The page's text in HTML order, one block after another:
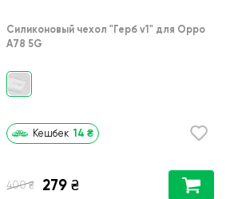
Силиконовый чехол "Герб v1" для Oppo
A78 5G
Кешбек 14 ₴
400 ₴ 279 ₴